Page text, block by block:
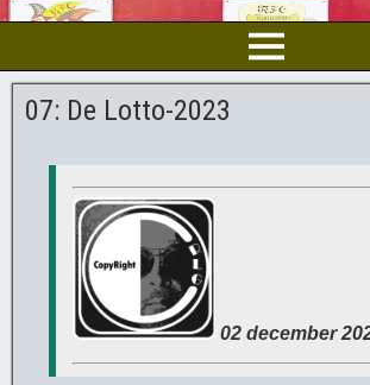
07: De Lotto-2023
02 december